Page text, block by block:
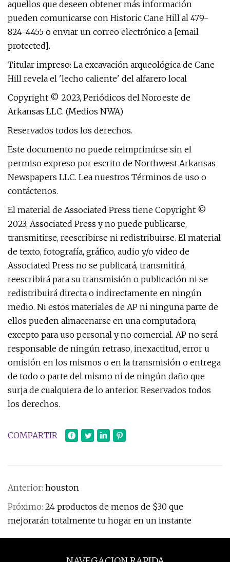
aquellos que deseen obtener más información
pueden comunicarse con Historic Cane Hill al 479-
824-4455 o enviar un correo electrónico a [email
protected].
Titular impreso: La excavación arqueológica de Cane
Hill revela el 'lecho caliente' del alfarero local
Copyright © 2023, Periódicos del Noroeste de
Arkansas LLC. (Medios NWA)
Reservados todos los derechos.
Este documento no puede reimprimirse sin el
permiso expreso por escrito de Northwest Arkansas
Newspapers LLC. Lea nuestros Términos de uso o
contáctenos.
El material de Associated Press tiene Copyright ©
2023, Associated Press y no puede publicarse,
transmitirse, reescribirse ni redistribuirse. El material
de texto, fotografía, gráfico, audio y/o video de
Associated Press no se publicará, transmitirá,
reescribirá para su transmisión o publicación ni se
redistribuirá directa o indirectamente en ningún
medio. Ni estos materiales de AP ni ninguna parte de
ellos pueden almacenarse en una computadora,
excepto para uso personal y no comercial. AP no será
responsable de ningún retraso, inexactitud, error u
omisión en los mismos o en la transmisión o entrega
de todo o parte del mismo ni de ningún daño que
surja de cualquiera de lo anterior. Reservados todos
los derechos.
COMPARTIR
Anterior: houston
Próximo: 24 productos de menos de $30 que
mejorarán totalmente tu hogar en un instante